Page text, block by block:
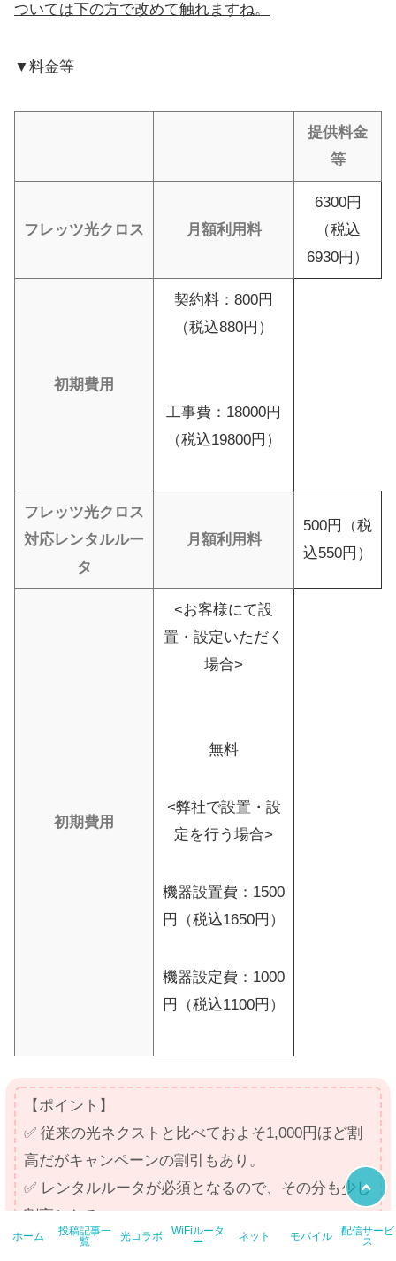
ついては下の方で改めて触れますね。
▼料金等
提供料金
等
フレッツ光クロス 月額利用料
6300円
（税込
6930円）
初期費用
契約料：800円
（税込880円）
工事費：18000円
（税込19800円）
フレッツ光クロス
対応レンタルルー
タ
月額利用料
500円（税
込550円）
初期費用
<お客様にて設
置・設定いただく
場合>
無料
<弊社で設置・設
定を行う場合>
機器設置費：1500
円（税込1650円）
機器設定費：1000
円（税込1100円）
【ポイント】
✅ 従来の光ネクストと比べておよそ1,000円ほど割
高だがキャンペーンの割引もあり。
✅ レンタルルータが必須となるので、その分も少し
割高となる。
✅ 事業者変更で「フレッツ光 クロス」へ変更する
ホーム
投稿記事一
覧
光コラボ
WiFiルータ
ー
ネット モバイル
配信サービ
ス